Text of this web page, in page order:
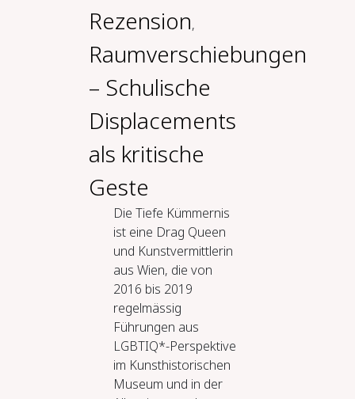
Rezension,
Raumverschiebungen
– Schulische
Displacements
als kritische
Geste
Die Tiefe Kümmernis
ist eine Drag Queen
und Kunstvermittlerin
aus Wien, die von
2016 bis 2019
regelmässig
Führungen aus
LGBTIQ*-Perspektive
im Kunsthistorischen
Museum und in der